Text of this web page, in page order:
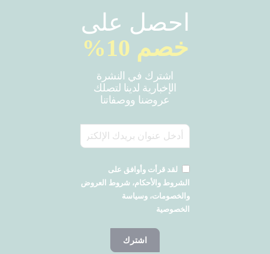
احصل على
خصم 10%
اشترك في النشرة
الإخبارية لدينا لتصلك
عروضنا ووصفاتنا
لقد قرأت وأوافق على
الشروط والأحكام، شروط العروض
والخصومات، وسياسة
الخصوصية
اشترك